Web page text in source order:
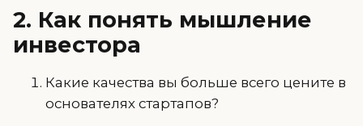
2. Как понять мышление
инвестора
Какие качества вы больше всего цените в
основателях стартапов?